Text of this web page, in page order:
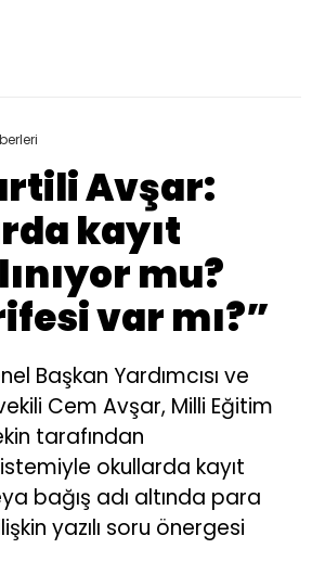
Avşar:
kayıt
mu?
var mı?”
Başkan Yardımcısı ve
Cem Avşar, Milli Eğitim
tarafından
okullarda kayıt
bağış adı altında para
yazılı soru önergesi